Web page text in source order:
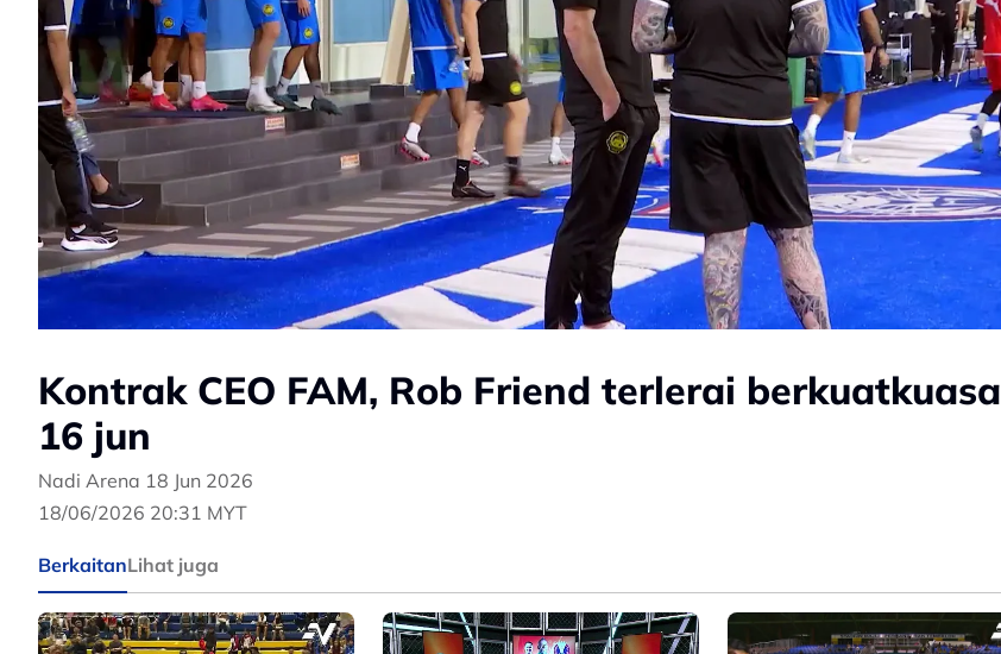
Kontrak CEO FAM, Rob Friend terlerai berkuatkuasa
16 jun
Nadi Arena 18 Jun 2026
18/06/2026 20:31 MYT
BerkaitanLihat juga